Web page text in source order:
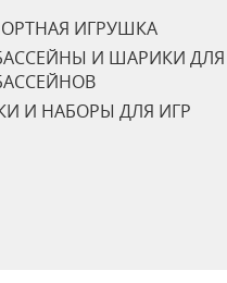
ИГРУШКА
И ШАРИКИ ДЛЯ
И НАБОРЫ ДЛЯ ИГР